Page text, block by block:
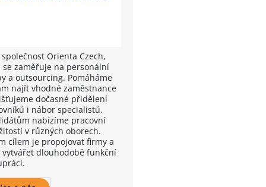
společnost Orienta Czech,
se zaměřuje na personální
a outsourcing. Pomáháme
najít vhodné zaměstnance
dočasné přidělení
i nábor specialistů.
nabízíme pracovní
v různých oborech.
cílem je propojovat firmy a
vytvářet dlouhodobě funkční